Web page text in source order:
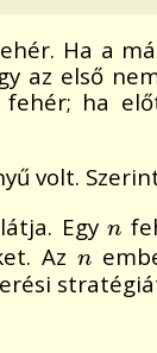
Ha a
az első
ha
volt.
Egy n
n
Az n
n